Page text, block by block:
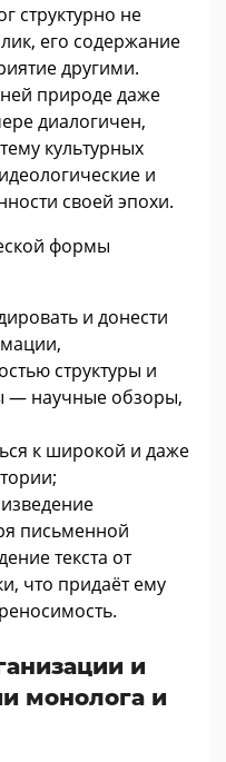
структурно не
его содержание
другими.
природе даже
диалогичен,
культурных
и
своей эпохи.
формы
и донести
структуры и
— научные обзоры,
к широкой и даже
письменной
текста от
что придаёт ему
и
монолога и